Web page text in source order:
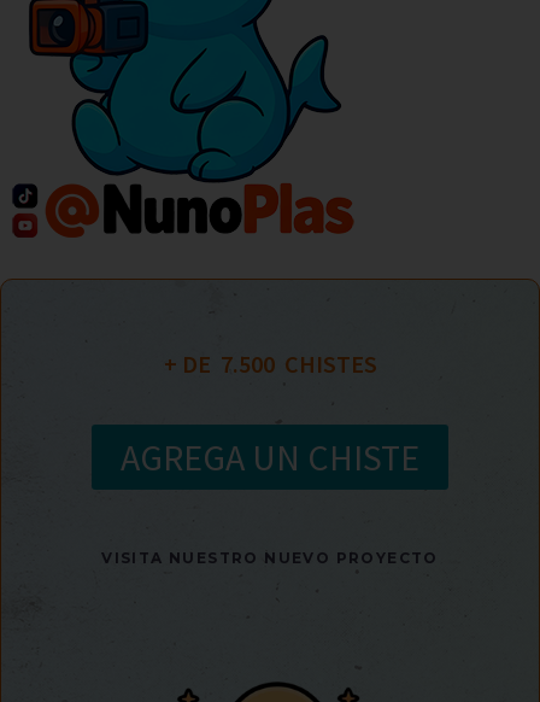
+ DE 7.500
  CHISTES
AGREGA UN CHISTE
VISITA NUESTRO NUEVO PROYECTO